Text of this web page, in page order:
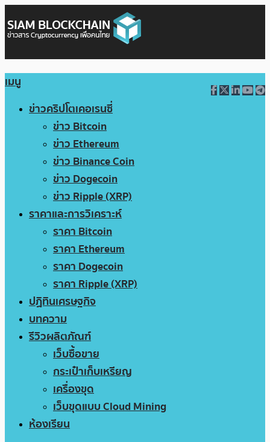
เมนู
ข่าวคริปโตเคอเรนซี่
ข่าว Bitcoin
ข่าว Ethereum
ข่าว Binance Coin
ข่าว Dogecoin
ข่าว Ripple (XRP)
ราคาและการวิเคราะห์
ราคา Bitcoin
ราคา Ethereum
ราคา Dogecoin
ราคา Ripple (XRP)
ปฏิทินเศรษฐกิจ
บทความ
รีวิวผลิตภัณฑ์
เว็บซื้อขาย
กระเป๋าเก็บเหรียญ
เครื่องขุด
เว็บขุดแบบ Cloud Mining
ห้องเรียน